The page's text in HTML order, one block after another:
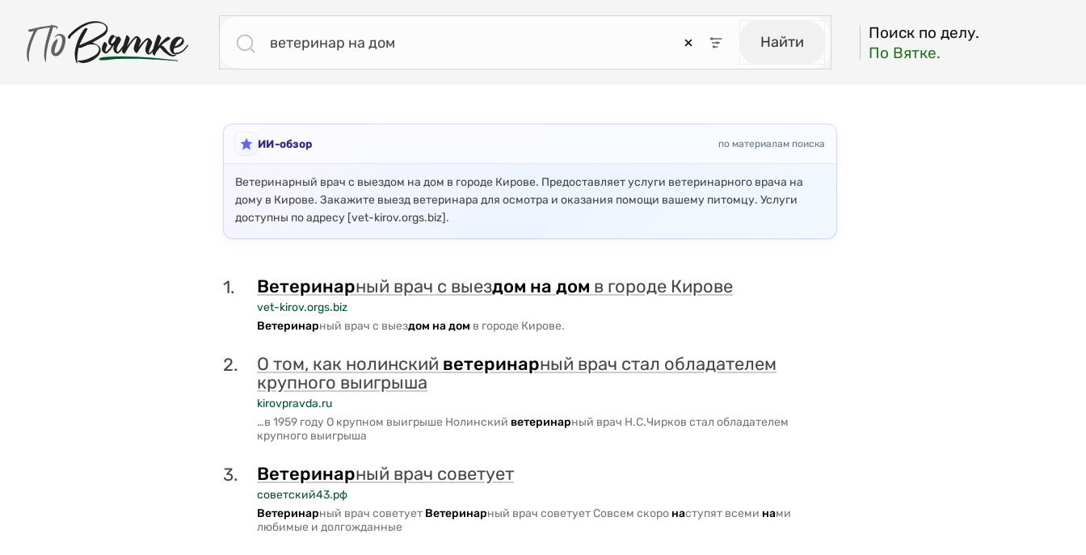
Поиск по делу.
По Вятке.
Найти
ИИ-обзор по материалам поиска
Ветеринарный врач с выездом на дом в городе Кирове. Предоставляет услуги ветеринарного врача на
дому в Кирове. Закажите выезд ветеринара для осмотра и оказания помощи вашему питомцу. Услуги
доступны по адресу [vet-kirov.orgs.biz].
1. Ветеринарный врач с выездом на дом в городе Кирове
vet-kirov.orgs.biz
Ветеринарный врач с выездом надом в городе Кирове.
2. О том, как нолинский ветеринарный врач стал обладателем
крупного выигрыша
kirovpravda.ru
…в 1959 году О крупном выигрыше Нолинский ветеринарный врач Н.С.Чирков стал обладателем
крупного выигрыша
3. Ветеринарный врач советует
советский43.рф
Ветеринарный врач советует Ветеринарный врач советует Совсем скоро наступят всеми нами
любимые и долгожданные